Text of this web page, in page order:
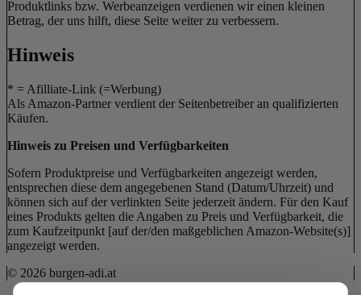
Produktlinks bzw. Werbeanzeigen verdienen wir einen kleinen
Betrag, der uns hilft, diese Seite weiter zu verbessern.
Hinweis
* = Afilliate-Link (=Werbung)
Als Amazon-Partner verdient der Seitenbetreiber an qualifizierten
Käufen.
Hinweis zu Preisen und Verfügbarkeiten
Sofern Produktpreise und Verfügbarkeiten angezeigt werden,
entsprechen diese dem angegebenen Stand (Datum/Uhrzeit) und
können sich auf der verlinkten Seite jederzeit ändern. Für den Kauf
eines Produkts gelten die Angaben zu Preis und Verfügbarkeit, die
zum Kaufzeitpunkt [auf der/den maßgeblichen Amazon-Website(s)]
angezeigt werden.
© 2026 burgen-adi.at